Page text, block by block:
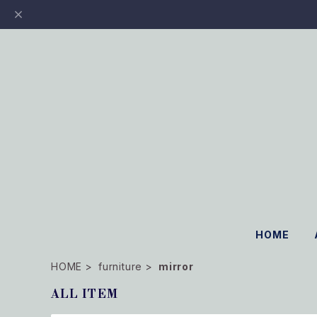
HOME
HOME furniture mirror
ALL ITEM